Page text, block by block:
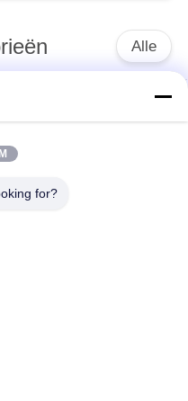
Alle
18650 Batterijvlek
celtestmateriaal
for?